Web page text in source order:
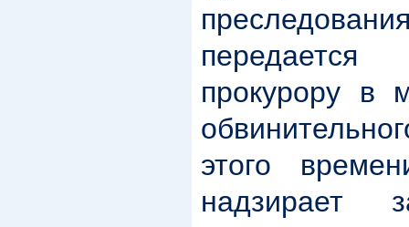
прокурору в
этого
надзирает